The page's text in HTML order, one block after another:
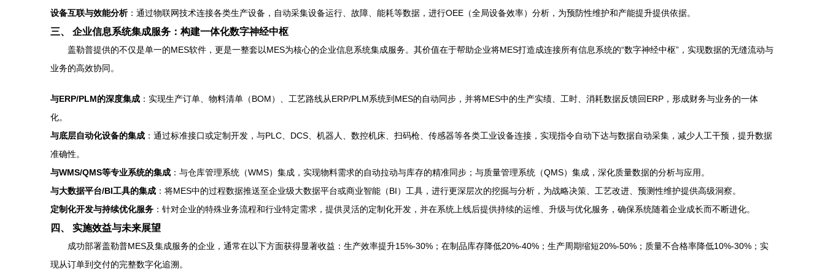
设备互联与效能分析：通过物联网技术连接各类生产设备，自动采集设备运行、故障、能耗等数据，进行OEE（全局设备效率）分析，为预防性维护和产能提升提供依据。
三、 企业信息系统集成服务：构建一体化数字神经中枢
盖勒普提供的不仅是单一的MES软件，更是一整套以MES为核心的企业信息系统集成服务。其价值在于帮助企业将MES打造成连接所有信息系统的“数字神经中枢”，实现数据的无缝流动与
业务的高效协同。
与ERP/PLM的深度集成 ：实现生产订单、物料清单（BOM）、工艺路线从ERP/PLM系统到MES的自动同步，并将MES中的生产实绩、工时、消耗数据反馈回ERP，形成财务与业务的一体
化。
与底层自动化设备的集成 ：通过标准接口或定制开发，与PLC、DCS、机器人、数控机床、扫码枪、传感器等各类工业设备连接，实现指令自动下达与数据自动采集，减少人工干预，提升数据
准确性。
与WMS/QMS等专业系统的集成 ：与仓库管理系统（WMS）集成，实现物料需求的自动拉动与库存的精准同步；与质量管理系统（QMS）集成，深化质量数据的分析与应用。
与大数据平台/BI工具的集成 ：将MES中的过程数据推送至企业级大数据平台或商业智能（BI）工具，进行更深层次的挖掘与分析，为战略决策、工艺改进、预测性维护提供高级洞察。
定制化开发与持续优化服务 ：针对企业的特殊业务流程和行业特定需求，提供灵活的定制化开发，并在系统上线后提供持续的运维、升级与优化服务，确保系统随着企业成长而不断进化。
四、 实施效益与未来展望
成功部署盖勒普MES及集成服务的企业，通常在以下方面获得显著收益：生产效率提升15%-30%；在制品库存降低20%-40%；生产周期缩短20%-50%；质量不合格率降低10%-30%；实
现从订单到交付的完整数字化追溯。